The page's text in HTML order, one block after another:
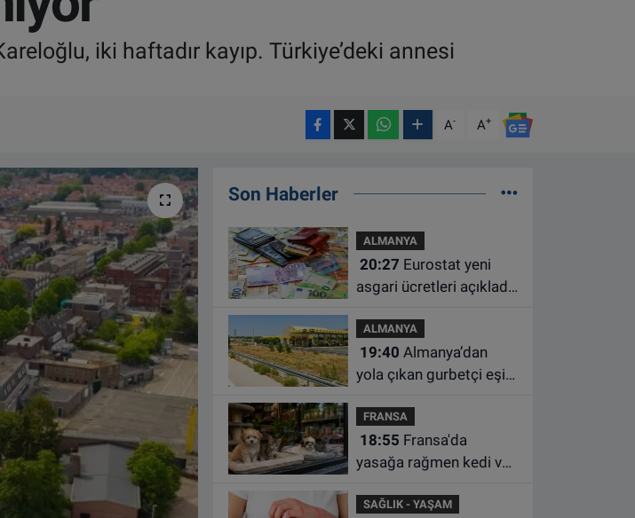
iki haftadır kayıp. Türkiye’deki annesi
A- A+
Son Haberler
ALMANYA
20:27
asgari ücretleri açıkladı:
sıraya yükseldi
ALMANYA
19:40
yola çıkan gurbetçi eşini
istasyonunda unuttu
FRANSA
18:55
yasağa rağmen kedi ve
shoplara hayvan başına
SAĞLIK - YAŞAM